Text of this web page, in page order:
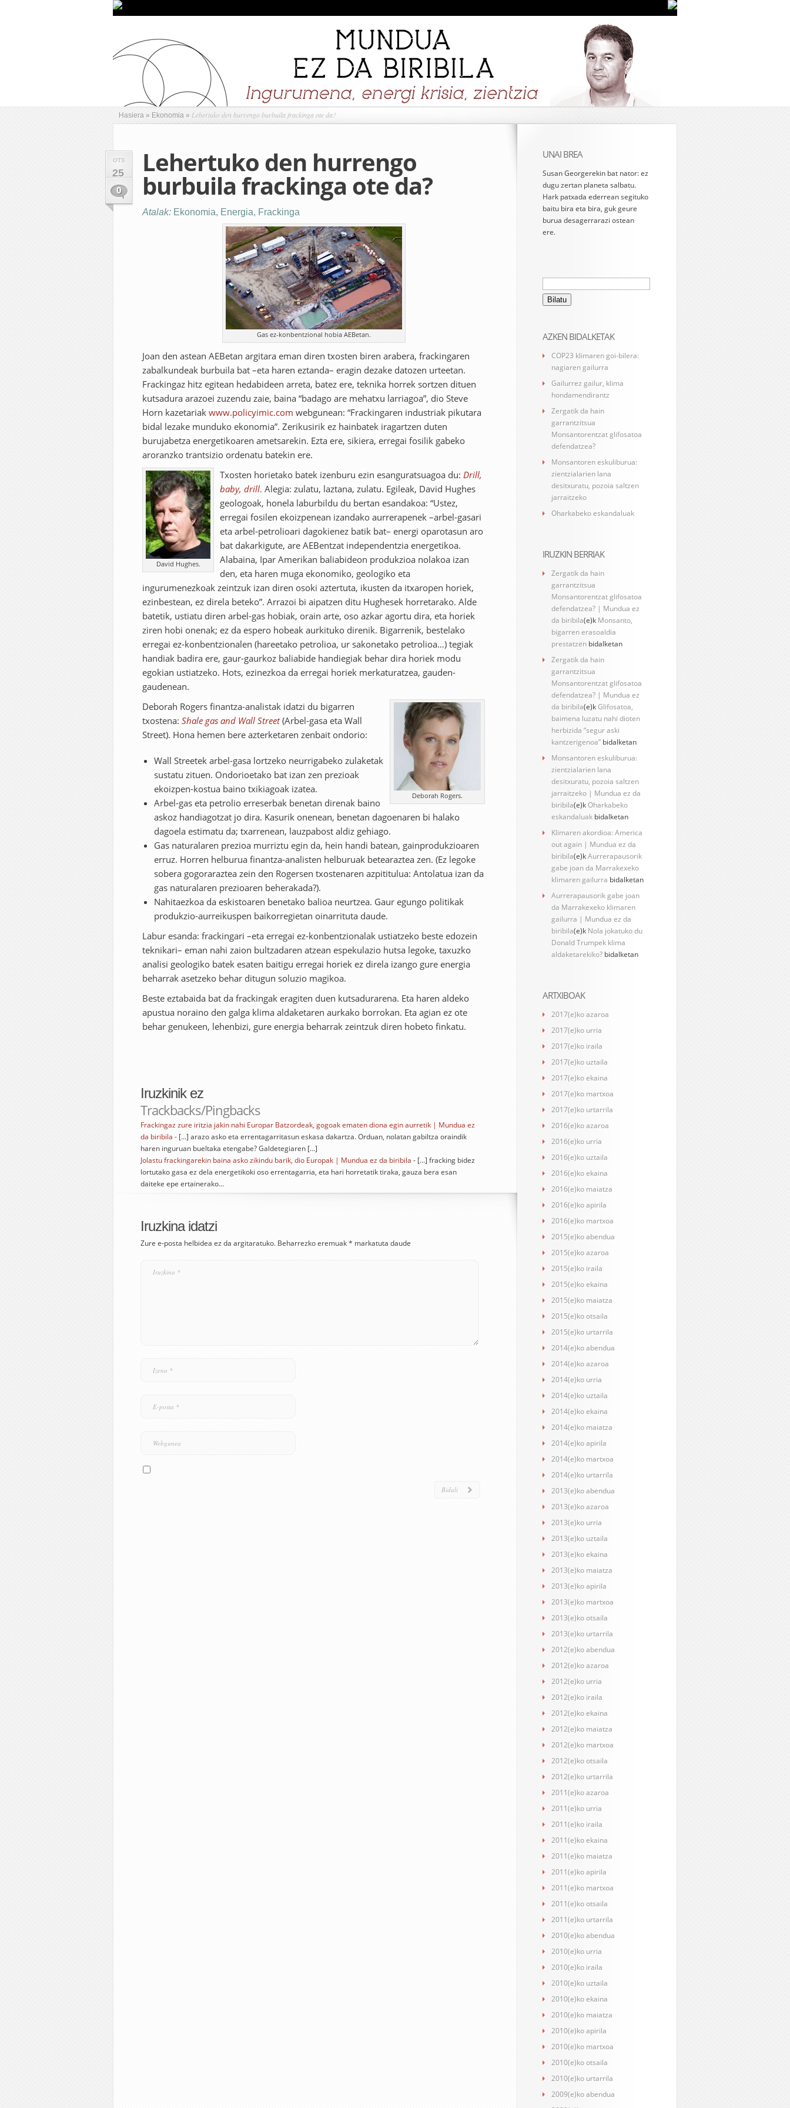
Hasiera » Ekonomia » Lehertuko den hurrengo burbuila frackinga ote da?
OTS
25
0
Lehertuko den hurrengo
burbuila frackinga ote da?
Atalak: Ekonomia, Energia, Frackinga
Gas ez-konbentzional hobia AEBetan.
Joan den astean AEBetan argitara eman diren txosten biren arabera, frackingaren
zabalkundeak burbuila bat –eta haren eztanda– eragin dezake datozen urteetan.
Frackingaz hitz egitean hedabideen arreta, batez ere, teknika horrek sortzen dituen
kutsadura arazoei zuzendu zaie, baina “badago are mehatxu larriagoa”, dio Steve
Horn kazetariak www.policyimic.com webgunean: “Frackingaren industriak pikutara
bidal lezake munduko ekonomia”. Zerikusirik ez hainbatek iragartzen duten
burujabetza energetikoaren ametsarekin. Ezta ere, sikiera, erregai fosilik gabeko
aroranzko trantsizio ordenatu batekin ere.
David Hughes.
Txosten horietako batek izenburu ezin esanguratsuagoa du: Drill,
baby, drill. Alegia: zulatu, laztana, zulatu. Egileak, David Hughes
geologoak, honela laburbildu du bertan esandakoa: “Ustez,
erregai fosilen ekoizpenean izandako aurrerapenek –arbel-gasari
eta arbel-petrolioari dagokienez batik bat– energi oparotasun aro
bat dakarkigute, are AEBentzat independentzia energetikoa.
Alabaina, Ipar Amerikan baliabideon produkzioa nolakoa izan
den, eta haren muga ekonomiko, geologiko eta
ingurumenezkoak zeintzuk izan diren osoki aztertuta, ikusten da itxaropen horiek,
ezinbestean, ez direla beteko”. Arrazoi bi aipatzen ditu Hughesek horretarako. Alde
batetik, ustiatu diren arbel-gas hobiak, orain arte, oso azkar agortu dira, eta horiek
ziren hobi onenak; ez da espero hobeak aurkituko direnik. Bigarrenik, bestelako
erregai ez-konbentzionalen (hareetako petrolioa, ur sakonetako petrolioa…) tegiak
handiak badira ere, gaur-gaurkoz baliabide handiegiak behar dira horiek modu
egokian ustiatzeko. Hots, ezinezkoa da erregai horiek merkaturatzea, gauden-
gaudenean.
Deborah Rogers.
Deborah Rogers finantza-analistak idatzi du bigarren
txostena: Shale gas and Wall Street (Arbel-gasa eta Wall
Street). Hona hemen bere azterketaren zenbait ondorio:
Wall Streetek arbel-gasa lortzeko neurrigabeko zulaketak
sustatu zituen. Ondorioetako bat izan zen prezioak
ekoizpen-kostua baino txikiagoak izatea.
Arbel-gas eta petrolio erreserbak benetan direnak baino
askoz handiagotzat jo dira. Kasurik onenean, benetan dagoenaren bi halako
dagoela estimatu da; txarrenean, lauzpabost aldiz gehiago.
Gas naturalaren prezioa murriztu egin da, hein handi batean, gainprodukzioaren
erruz. Horren helburua finantza-analisten helburuak betearaztea zen. (Ez legoke
sobera gogoraraztea zein den Rogersen txostenaren azpititulua: Antolatua izan da
gas naturalaren prezioaren beherakada?).
Nahitaezkoa da eskistoaren benetako balioa neurtzea. Gaur egungo politikak
produkzio-aurreikuspen baikorregietan oinarrituta daude.
Labur esanda: frackingari –eta erregai ez-konbentzionalak ustiatzeko beste edozein
teknikari– eman nahi zaion bultzadaren atzean espekulazio hutsa legoke, taxuzko
analisi geologiko batek esaten baitigu erregai horiek ez direla izango gure energia
beharrak asetzeko behar ditugun soluzio magikoa.
Beste eztabaida bat da frackingak eragiten duen kutsadurarena. Eta haren aldeko
apustua noraino den galga klima aldaketaren aurkako borrokan. Eta agian ez ote
behar genukeen, lehenbizi, gure energia beharrak zeintzuk diren hobeto finkatu.
Iruzkinik ez
Trackbacks/Pingbacks
Frackingaz zure iritzia jakin nahi Europar Batzordeak, gogoak ematen diona egin aurretik | Mundua ez
da biribila - [...] arazo asko eta errentagarritasun eskasa dakartza. Orduan, nolatan gabiltza oraindik
haren inguruan bueltaka etengabe? Galdetegiaren [...]
Jolastu frackingarekin baina asko zikindu barik, dio Europak | Mundua ez da biribila - […] fracking bidez
lortutako gasa ez dela energetikoki oso errentagarria, eta hari horretatik tiraka, gauza bera esan
daiteke epe ertainerako…
Iruzkina idatzi
Zure e-posta helbidea ez da argitaratuko. Beharrezko eremuak* markatuta daude
UNAI BREA
Susan Georgerekin bat nator: ez
dugu zertan planeta salbatu.
Hark patxada ederrean segituko
baitu bira eta bira, guk geure
burua desagerrarazi ostean
ere.
Bilatu:
AZKEN BIDALKETAK
COP23 klimaren goi-bilera:
nagiaren gailurra
Gailurrez gailur, klima
hondamendirantz
Zergatik da hain
garrantzitsua
Monsantorentzat glifosatoa
defendatzea?
Monsantoren eskuliburua:
zientzialarien lana
desitxuratu, pozoia saltzen
jarraitzeko
Oharkabeko eskandaluak
IRUZKIN BERRIAK
Zergatik da hain
garrantzitsua
Monsantorentzat glifosatoa
defendatzea? | Mundua ez
da biribila(e)k Monsanto,
bigarren erasoaldia
prestatzen bidalketan
Zergatik da hain
garrantzitsua
Monsantorentzat glifosatoa
defendatzea? | Mundua ez
da biribila(e)kGlifosatoa,
baimena luzatu nahi dioten
herbizida “segur aski
kantzerigenoa” bidalketan
Monsantoren eskuliburua:
zientzialarien lana
desitxuratu, pozoia saltzen
jarraitzeko | Mundua ez da
biribila(e)kOharkabeko
eskandaluak bidalketan
Klimaren akordioa: America
out again | Mundua ez da
biribila(e)kAurrerapausorik
gabe joan da Marrakexeko
klimaren gailurra bidalketan
Aurrerapausorik gabe joan
da Marrakexeko klimaren
gailurra | Mundua ez da
biribila(e)k Nola jokatuko du
Donald Trumpek klima
aldaketarekiko? bidalketan
ARTXIBOAK
2017(e)ko azaroa
2017(e)ko urria
2017(e)ko iraila
2017(e)ko uztaila
2017(e)ko ekaina
2017(e)ko martxoa
2017(e)ko urtarrila
2016(e)ko azaroa
2016(e)ko urria
2016(e)ko uztaila
2016(e)ko ekaina
2016(e)ko maiatza
2016(e)ko apirila
2016(e)ko martxoa
2015(e)ko abendua
2015(e)ko azaroa
2015(e)ko iraila
2015(e)ko ekaina
2015(e)ko maiatza
2015(e)ko otsaila
2015(e)ko urtarrila
2014(e)ko abendua
2014(e)ko azaroa
2014(e)ko urria
2014(e)ko uztaila
2014(e)ko ekaina
2014(e)ko maiatza
2014(e)ko apirila
2014(e)ko martxoa
2014(e)ko urtarrila
2013(e)ko abendua
2013(e)ko azaroa
2013(e)ko urria
2013(e)ko uztaila
2013(e)ko ekaina
2013(e)ko maiatza
2013(e)ko apirila
2013(e)ko martxoa
2013(e)ko otsaila
2013(e)ko urtarrila
2012(e)ko abendua
2012(e)ko azaroa
2012(e)ko urria
2012(e)ko iraila
2012(e)ko ekaina
2012(e)ko maiatza
2012(e)ko martxoa
2012(e)ko otsaila
2012(e)ko urtarrila
2011(e)ko azaroa
2011(e)ko urria
2011(e)ko iraila
2011(e)ko ekaina
2011(e)ko maiatza
2011(e)ko apirila
2011(e)ko martxoa
2011(e)ko otsaila
2011(e)ko urtarrila
2010(e)ko abendua
2010(e)ko urria
2010(e)ko iraila
2010(e)ko uztaila
2010(e)ko ekaina
2010(e)ko maiatza
2010(e)ko apirila
2010(e)ko martxoa
2010(e)ko otsaila
2010(e)ko urtarrila
2009(e)ko abendua